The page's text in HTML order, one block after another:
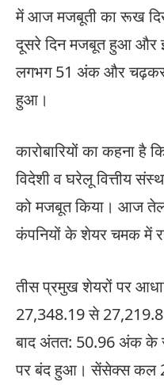
में आज मजबूती का रूख
दूसरे दिन मजबूत हुआ
लगभग 51 अंक और
हुआ।
कारोबारियों का कहना
विदेशी व घरेलू वित्तीय
को मजबूत किया। आज तेल
कंपनियों के शेयर चमक में
तीस प्रमुख शेयरों पर
27,348.19 से
बाद अंतत: 50.96 अंक के
पर बंद हुआ। सेंसेक्स कल